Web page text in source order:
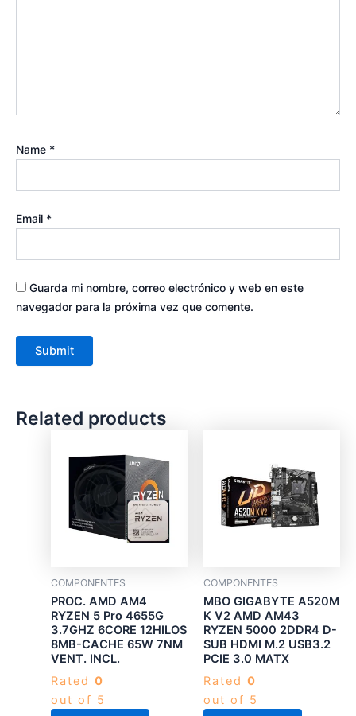
Name *
Email *
Guarda mi nombre, correo electrónico y web en este
navegador para la próxima vez que comente.
Related products
COMPONENTES
PROC. AMD AM4
RYZEN 5 Pro 4655G
3.7GHZ 6CORE 12HILOS
8MB-CACHE 65W 7NM
VENT. INCL.
Rated 0
out of 5
COMPONENTES
MBO GIGABYTE A520M
K V2 AMD AM43
RYZEN 5000 2DDR4 D-
SUB HDMI M.2 USB3.2
PCIE 3.0 MATX
Rated 0
out of 5